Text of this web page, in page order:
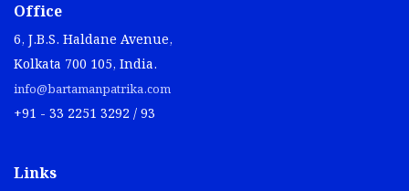
Office
6, J.B.S. Haldane Avenue,
Kolkata 700 105, India.
info@bartamanpatrika.com
+91 - 33 2251 3292 / 93
Links